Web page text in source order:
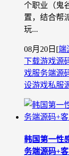
个职业（鬼
置，结合帮
玩...
08月20日 [端
下载游戏源
戏服务端源
设游戏私服
韩国第一性
务端源码+